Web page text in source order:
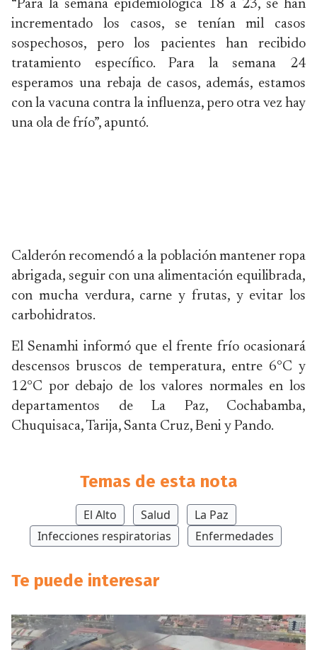
“Para la semana epidemiológica 18 a 23, se han
incrementado los casos, se tenían mil casos
sospechosos, pero los pacientes han recibido
tratamiento específico. Para la semana 24
esperamos una rebaja de casos, además, estamos
con la vacuna contra la influenza, pero otra vez hay
una ola de frío”, apuntó.
Calderón recomendó a la población mantener ropa
abrigada, seguir con una alimentación equilibrada,
con mucha verdura, carne y frutas, y evitar los
carbohidratos.
El Senamhi informó que el frente frío ocasionará
descensos bruscos de temperatura, entre 6°C y
12°C por debajo de los valores normales en los
departamentos de La Paz, Cochabamba,
Chuquisaca, Tarija, Santa Cruz, Beni y Pando.
Temas de esta nota
El Alto Salud
La Paz
Infecciones respiratorias
Enfermedades
Te puede interesar